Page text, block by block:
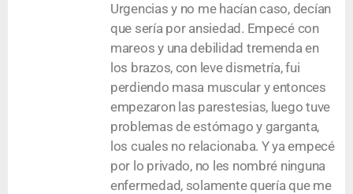
Urgencias y no me hacían caso, decían
que sería por ansiedad. Empecé con
mareos y una debilidad tremenda en
los brazos, con leve dismetría, fui
perdiendo masa muscular y entonces
empezaron las parestesias, luego tuve
problemas de estómago y garganta,
los cuales no relacionaba. Y ya empecé
por lo privado, no les nombré ninguna
enfermedad, solamente quería que me